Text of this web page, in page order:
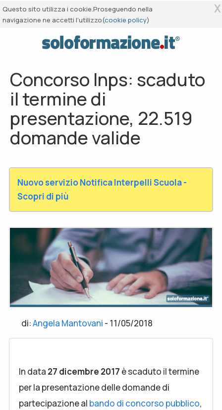
Questo sito utilizza i cookie.Proseguendo nella
navigazione ne accetti l’utilizzo(cookie policy)
X
Concorso Inps: scaduto
il termine di
presentazione, 22.519
domande valide
Nuovo servizio Notifica Interpelli Scuola -
Scopri di più
di:Angela Mantovani - 11/05/2018
In data 27 dicembre 2017 è scaduto il termine
per la presentazione delle domande di
partecipazione al bando di concorso pubblico,